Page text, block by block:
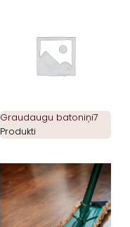
Graudaugu batoniņi7
Produkti